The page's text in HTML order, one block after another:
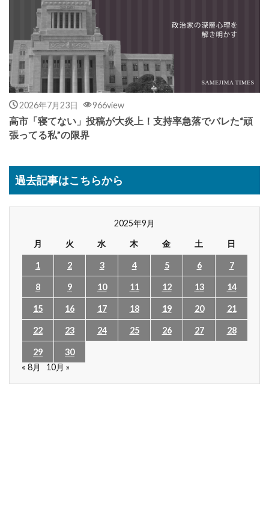
2026年7月23日 966view
高市「寝てない」投稿が大炎上！支持率急落でバレた“頑
張ってる私”の限界
過去記事はこちらから
2025年9月
月
火 水 木 金 土 日
1 2 3 4 5 6 7
8 9 10 11 12 13 14
15 16 17 18 19 20 21
22 23 24 25 26 27 28
29
30
« 8月
10月 »